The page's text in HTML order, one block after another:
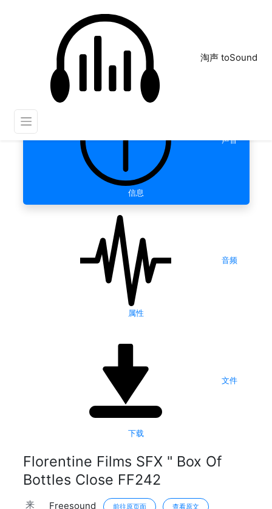
淘声 toSound
声音
信息
音频
属性
文件
下载
Florentine Films SFX " Box Of
Bottles Close FF242
来
Freesound 前往原页面 查看原文